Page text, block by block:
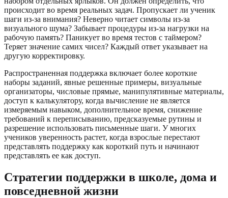
происходит во время реальных задач. Пропускает ли ученик
шаги из-за внимания? Неверно читает символы из-за
визуального шума? Забывает процедуры из-за нагрузки на
рабочую память? Паникует во время тестов с таймером?
Теряет значение самих чисел? Каждый ответ указывает на
другую корректировку.
Распространенная поддержка включает более короткие
наборы заданий, явные решенные примеры, визуальные
организаторы, числовые прямые, манипулятивные материалы,
доступ к калькулятору, когда вычисление не является
измеряемым навыком, дополнительное время, снижение
требований к переписыванию, предсказуемые рутины и
разрешение использовать письменные шаги. У многих
учеников уверенность растет, когда взрослые перестают
представлять поддержку как короткий путь и начинают
представлять ее как доступ.
Стратегии поддержки в школе, дома и
повседневной жизни